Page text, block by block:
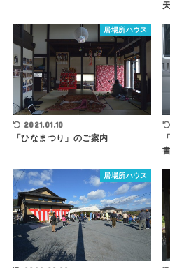
居場所ハウス
2021.01.10
「ひなまつり」のご案内
居場所ハウス